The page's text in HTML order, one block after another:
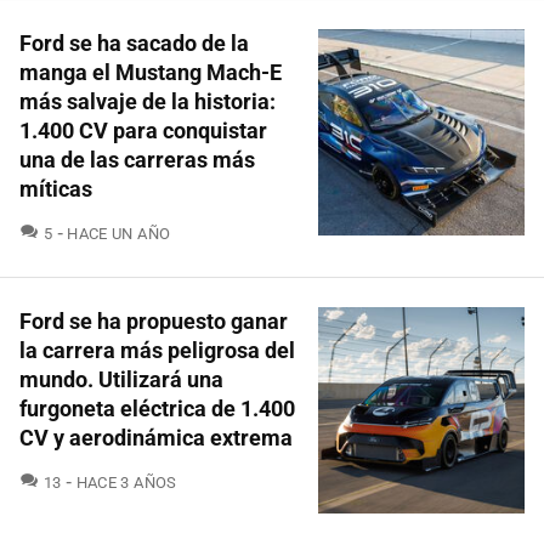
Ford se ha sacado de la
manga el Mustang Mach-E
más salvaje de la historia:
1.400 CV para conquistar
una de las carreras más
míticas
5 COMENTARIOS
HACE UN AÑO
Ford se ha propuesto ganar
la carrera más peligrosa del
mundo. Utilizará una
furgoneta eléctrica de 1.400
CV y aerodinámica extrema
13 COMENTARIOS
HACE 3 AÑOS